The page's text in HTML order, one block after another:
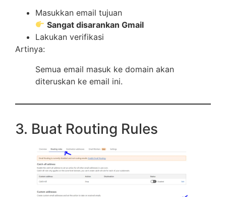
Masukkan email tujuan
Sangat disarankan Gmail
Lakukan verifikasi
Artinya:
Semua email masuk ke domain akan
diteruskan ke email ini.
3. Buat Routing Rules